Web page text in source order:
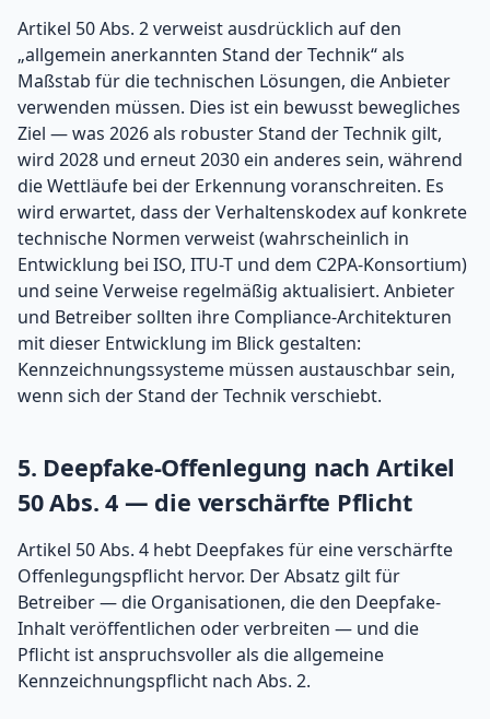
Artikel 50 Abs. 2 verweist ausdrücklich auf den
„allgemein anerkannten Stand der Technik“ als
Maßstab für die technischen Lösungen, die Anbieter
verwenden müssen. Dies ist ein bewusst bewegliches
Ziel — was 2026 als robuster Stand der Technik gilt,
wird 2028 und erneut 2030 ein anderes sein, während
die Wettläufe bei der Erkennung voranschreiten. Es
wird erwartet, dass der Verhaltenskodex auf konkrete
technische Normen verweist (wahrscheinlich in
Entwicklung bei ISO, ITU-T und dem C2PA-Konsortium)
und seine Verweise regelmäßig aktualisiert. Anbieter
und Betreiber sollten ihre Compliance-Architekturen
mit dieser Entwicklung im Blick gestalten:
Kennzeichnungssysteme müssen austauschbar sein,
wenn sich der Stand der Technik verschiebt.
5. Deepfake-Offenlegung nach Artikel
50 Abs. 4 — die verschärfte Pflicht
Artikel 50 Abs. 4 hebt Deepfakes für eine verschärfte
Offenlegungspflicht hervor. Der Absatz gilt für
Betreiber — die Organisationen, die den Deepfake-
Inhalt veröffentlichen oder verbreiten — und die
Pflicht ist anspruchsvoller als die allgemeine
Kennzeichnungspflicht nach Abs. 2.